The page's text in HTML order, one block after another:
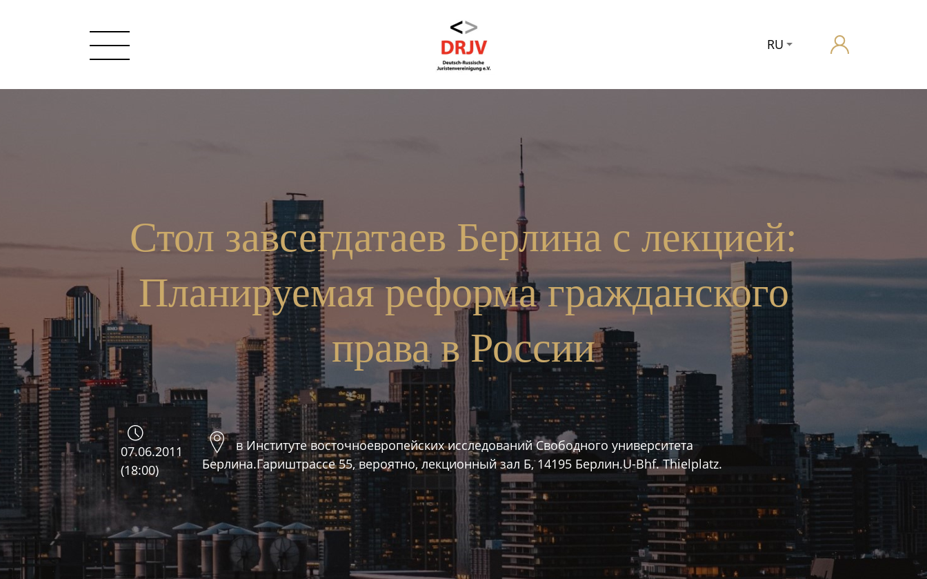
RU
Стол завсегдатаев Берлина с лекцией:
Планируемая реформа гражданского
права в России
07.06.2011
(18:00)
в Институте восточноевропейских исследований Свободного университета
Берлина.Гариштрассе 55, вероятно, лекционный зал Б, 14195 Берлин.U-Bhf. Thielplatz.